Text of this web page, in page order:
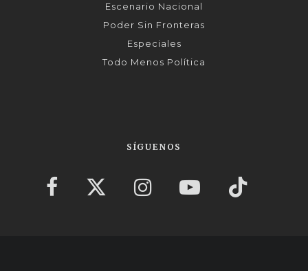
Escenario Nacional
Poder Sin Fronteras
Especiales
Todo Menos Política
SÍGUENOS